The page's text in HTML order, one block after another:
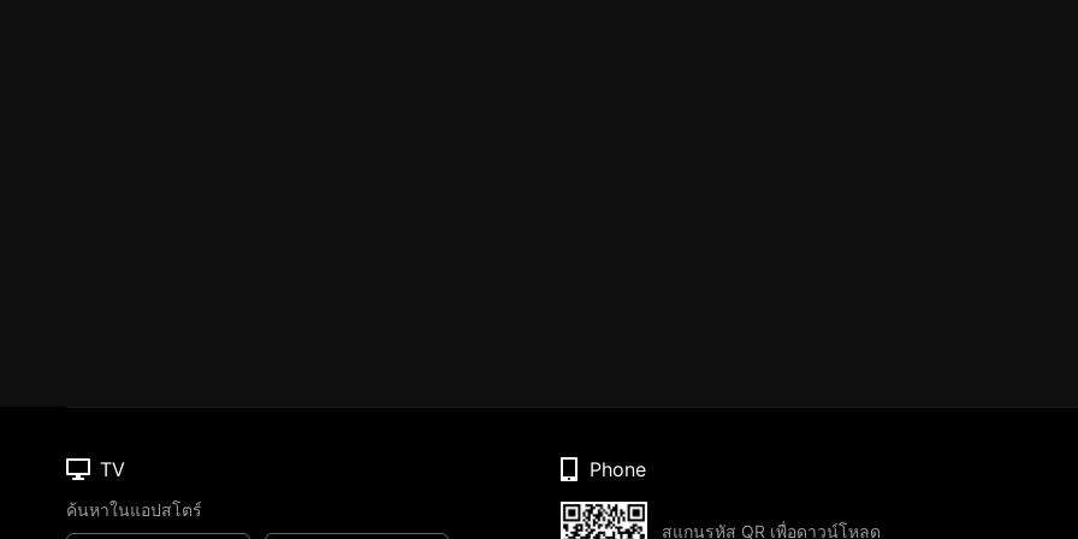
TV
ค้นหาในแอปสโตร์
Phone
สแกนรหัส QR เพื่อดาวน์โหลด